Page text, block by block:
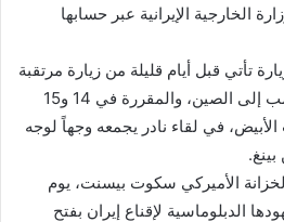
الخارجية الإيرانية عبر حسابها
تأتي قبل أيام قليلة من زيارة مرتقبة
للرئيس الأميركي دونالد ترامب إلى الصين، والمقررة في 14 و15
الأبيض، في لقاء نادر يجمعه وجهاً لوجه
الأميركي سكوت بيسنت، يوم
الدبلوماسية لإقناع إيران بفتح